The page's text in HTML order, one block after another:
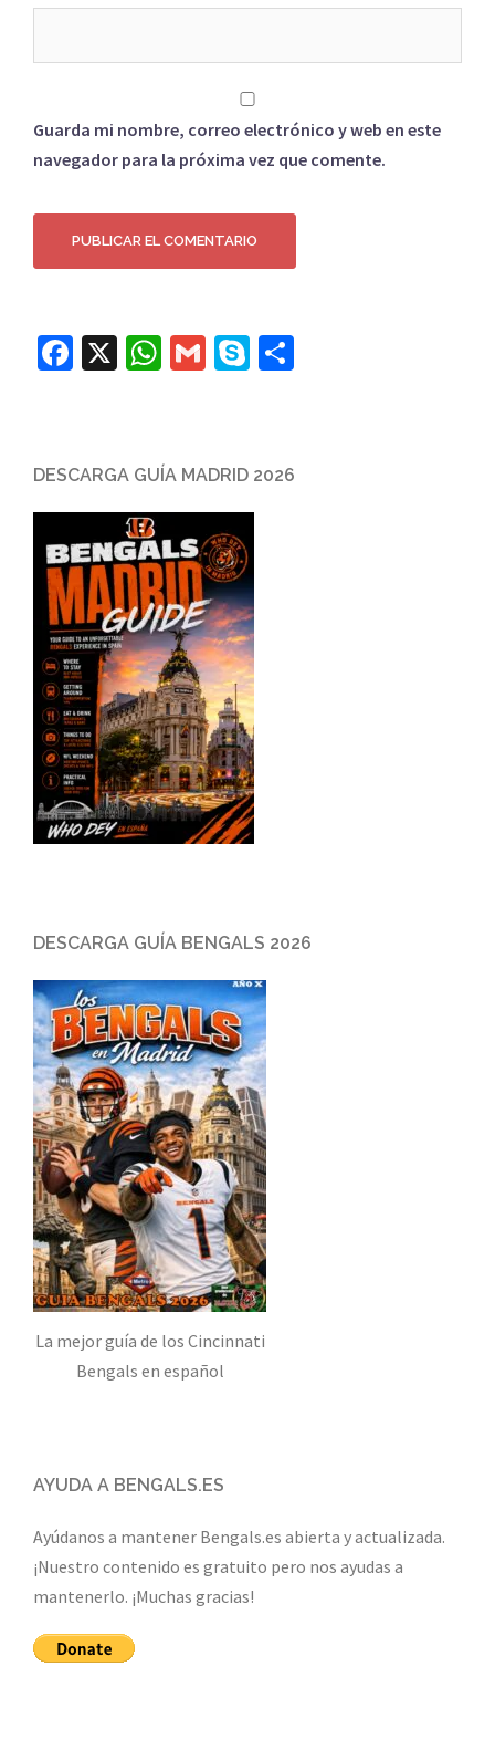
Guarda mi nombre, correo electrónico y web en este
navegador para la próxima vez que comente.
Facebook
X WhatsApp
Gmail
Skype
DESCARGA GUÍA MADRID 2026
DESCARGA GUÍA BENGALS 2026
La mejor guía de los Cincinnati
Bengals en español
AYUDA A BENGALS.ES
Ayúdanos a mantener Bengals.es abierta y actualizada.
¡Nuestro contenido es gratuito pero nos ayudas a
mantenerlo. ¡Muchas gracias!